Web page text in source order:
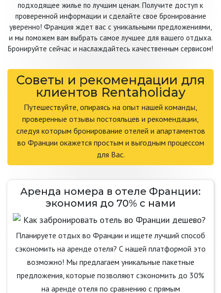
подходящее жилье по лучшим ценам. Получите доступ к
проверенной информации и сделайте свое бронирование
уверенно! Франция ждет вас с уникальными предложениями,
и мы поможем вам выбрать самое лучшее для вашего отдыха.
Бронируйте сейчас и наслаждайтесь качественным сервисом!
Советы и рекомендации для
клиентов Rentaholiday
Путешествуйте, опираясь на опыт нашей команды,
проверенные отзывы постояльцев и рекомендации,
следуя которым бронирование отелей и апартаментов
во Франции окажется простым и выгодным процессом
для Вас.
Аренда номера в отеле Франции:
экономия до 70% с нами
Планируете отдых во Франции и ищете лучший способ
сэкономить на аренде отеля? С нашей платформой это
возможно! Мы предлагаем уникальные пакетные
предложения, которые позволяют сэкономить до 30%
на аренде отеля по сравнению с прямым